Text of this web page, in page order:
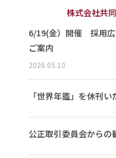
株式会社共
6/19(金）開催 採用広
ご案内
2026.05.10
「世界年鑑」を休刊い
公正取引委員会からの